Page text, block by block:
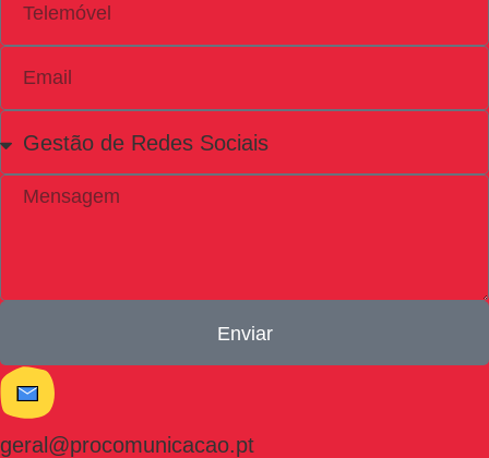
Enviar
geral@procomunicacao.pt